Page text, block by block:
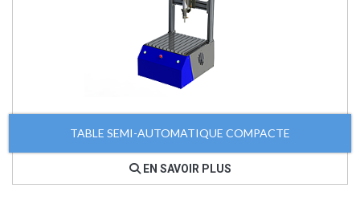
TABLE SEMI-AUTOMATIQUE COMPACTE
EN SAVOIR PLUS